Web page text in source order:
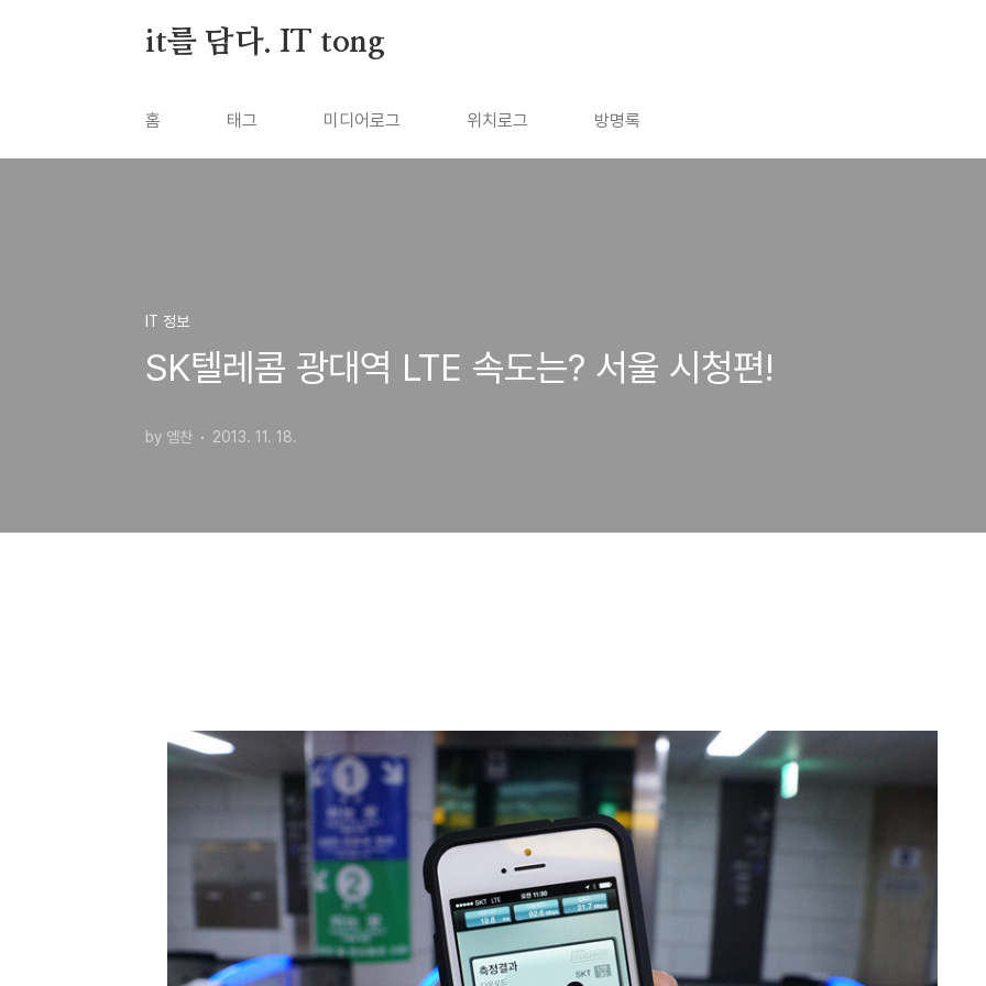
it를 담다. IT tong
홈 태그 미디어로그 위치로그 방명록
IT 정보
SK텔레콤 광대역 LTE 속도는? 서울 시청편!
by 엠찬 2013. 11. 18.